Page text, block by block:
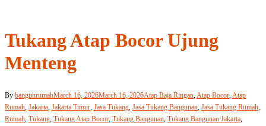
Tukang Atap Bocor Ujung
Menteng
By bangunrumahMarch 16, 2026March 16, 2026Atap Baja Ringan,Atap Bocor,Atap
Rumah, Jakarta, Jakarta Timur, Jasa Tukang, Jasa Tukang Bangunan, Jasa Tukang Rumah,
Rumah, Tukang, Tukang Atap Bocor, Tukang Bangunan, Tukang Bangunan Jakarta,